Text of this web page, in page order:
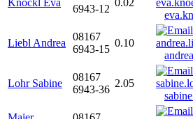
Knöckl Eva
6943-12
0.02
Liebl Andrea
08167
6943-15
0.10
Lohr Sabine
08167
6943-36
2.05